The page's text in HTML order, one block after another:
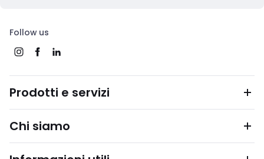
Follow us
Prodotti e servizi
Chi siamo